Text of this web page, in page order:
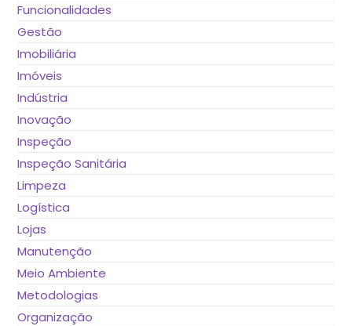
Funcionalidades
Gestão
Imobiliária
Imóveis
Indústria
Inovação
Inspeção
Inspeção Sanitária
Limpeza
Logística
Lojas
Manutenção
Meio Ambiente
Metodologias
Organização